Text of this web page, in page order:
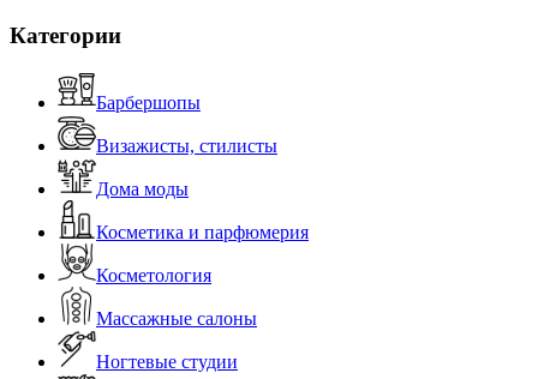
Категории
Барбершопы
Визажисты, стилисты
Дома моды
Косметика и парфюмерия
Косметология
Массажные салоны
Ногтевые студии